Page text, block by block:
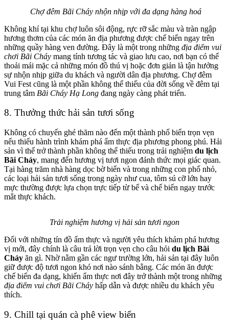
Chợ đêm Bãi Cháy nhộn nhịp với đa dạng hàng hoá
Không khí tại khu chợ luôn sôi động, rực rỡ sắc màu và tràn ngập
hương thơm của các món ăn địa phương được chế biến ngay trên
những quầy hàng ven đường. Đây là một trong những địa điểm vui
chơi Bãi Cháy mang tính tương tác và giao lưu cao, nơi bạn có thể
thoải mái mặc cả những món đồ thú vị hoặc đơn giản là tận hưởng
sự nhộn nhịp giữa du khách và người dân địa phương. Chợ đêm
Vui Fest cũng là một phần không thể thiếu của đời sống về đêm tại
trung tâm Bãi Cháy Hạ Long đang ngày càng phát triển.
8. Thưởng thức hải sản tươi sống
Không có chuyến ghé thăm nào đến một thành phố biển trọn vẹn
nếu thiếu hành trình khám phá ẩm thực địa phương phong phú. Hải
sản vì thế trở thành phần không thể thiếu trong trải nghiệm du lịch
Bãi Cháy, mang đến hương vị tươi ngon đánh thức mọi giác quan.
Tại hàng trăm nhà hàng dọc bờ biển và trong những con phố nhỏ,
các loại hải sản tươi sống trong ngày như cua, tôm sú cỡ lớn hay
mực thường được lựa chọn trực tiếp từ bể và chế biến ngay trước
mắt thực khách.
Trải nghiệm hương vị hải sản tươi ngon
Đối với những tín đồ ẩm thực và người yêu thích khám phá hương
vị mới, đây chính là câu trả lời trọn vẹn cho câu hỏi du lịch Bãi
Cháy ăn gì. Nhờ nằm gần các ngư trường lớn, hải sản tại đây luôn
giữ được độ tươi ngon khó nơi nào sánh bằng. Các món ăn được
chế biến đa dạng, khiến ẩm thực nơi đây trở thành một trong những
địa điểm vui chơi Bãi Cháy hấp dẫn và được nhiều du khách yêu
thích.
9. Chill tại quán cà phê view biển